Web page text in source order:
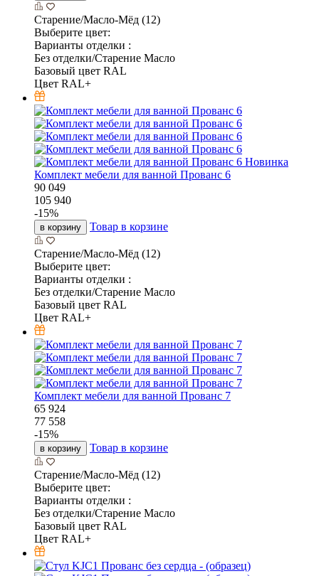
Старение/Масло-Мёд (12)
Выберите цвет:
Варианты отделки :
Без отделки/Старение Масло
Базовый цвет RAL
Цвет RAL+
Новинка
Комплект мебели для ванной Прованс 6
90 049
105 940
-15%
в корзину Товар в корзине
Старение/Масло-Мёд (12)
Выберите цвет:
Варианты отделки :
Без отделки/Старение Масло
Базовый цвет RAL
Цвет RAL+
Комплект мебели для ванной Прованс 7
65 924
77 558
-15%
в корзину Товар в корзине
Старение/Масло-Мёд (12)
Выберите цвет:
Варианты отделки :
Без отделки/Старение Масло
Базовый цвет RAL
Цвет RAL+